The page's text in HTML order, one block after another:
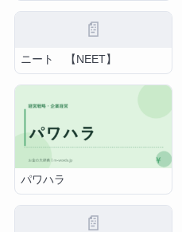
📄
ニート 【NEET】
パワハラ
📄